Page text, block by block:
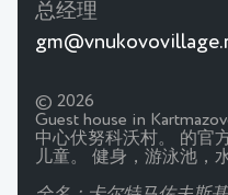
总经理
© 2026
Guest house in
中心伏努科沃村。 的官
儿童。 健身，游泳池，